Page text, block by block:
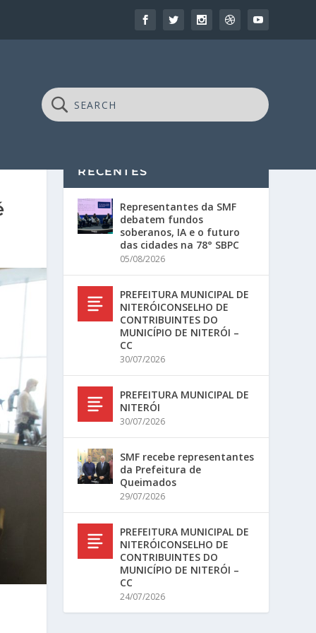
RECENTES
Representantes da SMF
debatem fundos
soberanos, IA e o futuro
das cidades na 78° SBPC
05/08/2026
PREFEITURA MUNICIPAL DE
NITERÓICONSELHO DE
CONTRIBUINTES DO
MUNICÍPIO DE NITERÓI –
CC
30/07/2026
PREFEITURA MUNICIPAL DE
NITERÓI
30/07/2026
SMF recebe representantes
da Prefeitura de
Queimados
29/07/2026
PREFEITURA MUNICIPAL DE
NITERÓICONSELHO DE
CONTRIBUINTES DO
MUNICÍPIO DE NITERÓI –
CC
24/07/2026